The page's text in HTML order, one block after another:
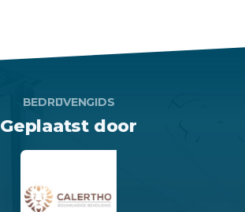
BEDRIJVENGIDS
Geplaatst door